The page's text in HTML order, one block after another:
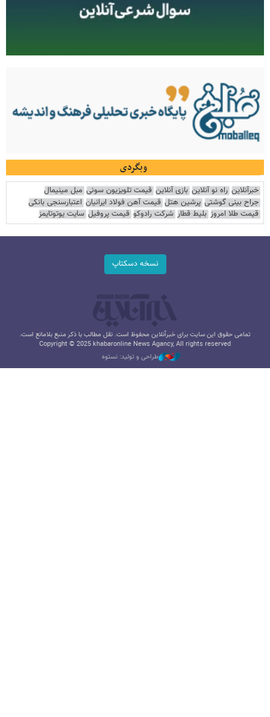
وبگردی
خبرآنلاین راه نو آنلاین بازی آنلاین قیمت تلویزیون سونی مبل مینیمال
جراح بینی گوشتی پرشین هتل قیمت آهن فولاد ایرانیان اعتبارسنجی بانکی
قیمت طلا امروز بلیط قطار شرکت رادوکو قیمت پروفیل سایت یوتوتایمز
نسخه دسکتاپ
تمامی حقوق این سایت برای خبرآنلاین محفوظ است. نقل مطالب با ذکر منبع بلامانع است.
Copyright © 2025 khabaronline News Agancy, All rights reserved
طراحی و تولید: نستوه